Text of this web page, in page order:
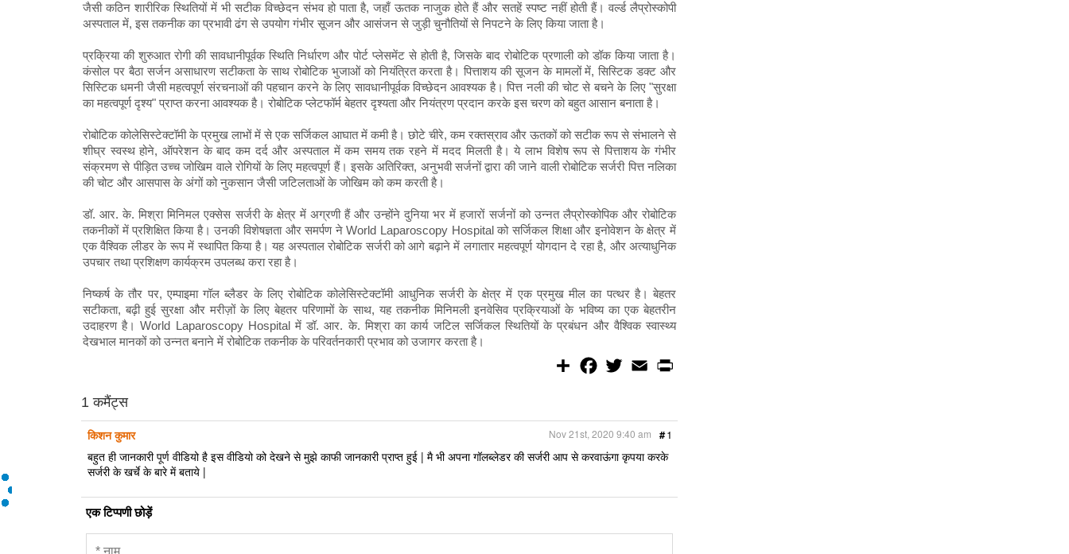
जैसी कठिन शारीरिक स्थितियों में भी सटीक विच्छेदन संभव हो पाता है, जहाँ ऊतक नाजुक होते हैं और सतहें स्पष्ट नहीं होती हैं। वर्ल्ड लैप्रोस्कोपी
अस्पताल में, इस तकनीक का प्रभावी ढंग से उपयोग गंभीर सूजन और आसंजन से जुड़ी चुनौतियों से निपटने के लिए किया जाता है।
प्रक्रिया की शुरुआत रोगी की सावधानीपूर्वक स्थिति निर्धारण और पोर्ट प्लेसमेंट से होती है, जिसके बाद रोबोटिक प्रणाली को डॉक किया जाता है।
कंसोल पर बैठा सर्जन असाधारण सटीकता के साथ रोबोटिक भुजाओं को नियंत्रित करता है। पित्ताशय की सूजन के मामलों में, सिस्टिक डक्ट और
सिस्टिक धमनी जैसी महत्वपूर्ण संरचनाओं की पहचान करने के लिए सावधानीपूर्वक विच्छेदन आवश्यक है। पित्त नली की चोट से बचने के लिए "सुरक्षा
का महत्वपूर्ण दृश्य" प्राप्त करना आवश्यक है। रोबोटिक प्लेटफॉर्म बेहतर दृश्यता और नियंत्रण प्रदान करके इस चरण को बहुत आसान बनाता है।
रोबोटिक कोलेसिस्टेक्टॉमी के प्रमुख लाभों में से एक सर्जिकल आघात में कमी है। छोटे चीरे, कम रक्तस्राव और ऊतकों को सटीक रूप से संभालने से
शीघ्र स्वस्थ होने, ऑपरेशन के बाद कम दर्द और अस्पताल में कम समय तक रहने में मदद मिलती है। ये लाभ विशेष रूप से पित्ताशय के गंभीर
संक्रमण से पीड़ित उच्च जोखिम वाले रोगियों के लिए महत्वपूर्ण हैं। इसके अतिरिक्त, अनुभवी सर्जनों द्वारा की जाने वाली रोबोटिक सर्जरी पित्त नलिका
की चोट और आसपास के अंगों को नुकसान जैसी जटिलताओं के जोखिम को कम करती है।
डॉ. आर. के. मिश्रा मिनिमल एक्सेस सर्जरी के क्षेत्र में अग्रणी हैं और उन्होंने दुनिया भर में हजारों सर्जनों को उन्नत लैप्रोस्कोपिक और रोबोटिक
तकनीकों में प्रशिक्षित किया है। उनकी विशेषज्ञता और समर्पण ने World Laparoscopy Hospital को सर्जिकल शिक्षा और इनोवेशन के क्षेत्र में
एक वैश्विक लीडर के रूप में स्थापित किया है। यह अस्पताल रोबोटिक सर्जरी को आगे बढ़ाने में लगातार महत्वपूर्ण योगदान दे रहा है, और अत्याधुनिक
उपचार तथा प्रशिक्षण कार्यक्रम उपलब्ध करा रहा है।
निष्कर्ष के तौर पर, एम्पाइमा गॉल ब्लैडर के लिए रोबोटिक कोलेसिस्टेक्टॉमी आधुनिक सर्जरी के क्षेत्र में एक प्रमुख मील का पत्थर है। बेहतर
सटीकता, बढ़ी हुई सुरक्षा और मरीज़ों के लिए बेहतर परिणामों के साथ, यह तकनीक मिनिमली इनवेसिव प्रक्रियाओं के भविष्य का एक बेहतरीन
उदाहरण है। World Laparoscopy Hospital में डॉ. आर. के. मिश्रा का कार्य जटिल सर्जिकल स्थितियों के प्रबंधन और वैश्विक स्वास्थ्य
देखभाल मानकों को उन्नत बनाने में रोबोटिक तकनीक के परिवर्तनकारी प्रभाव को उजागर करता है।
S
o
o
w
e
r
E
m
1 कमैंट्स
किशन कुमार #1
Nov 21st, 2020 9:40 am
बहुत ही जानकारी पूर्ण वीडियो है इस वीडियो को देखने से मुझे काफी जानकारी प्राप्त हुई | मै भी अपना गॉलब्लेडर की सर्जरी आप से करवाऊंगा कृपया करके
सर्जरी के खर्चे के बारे में बताये |
एक टिप्पणी छोड़ें